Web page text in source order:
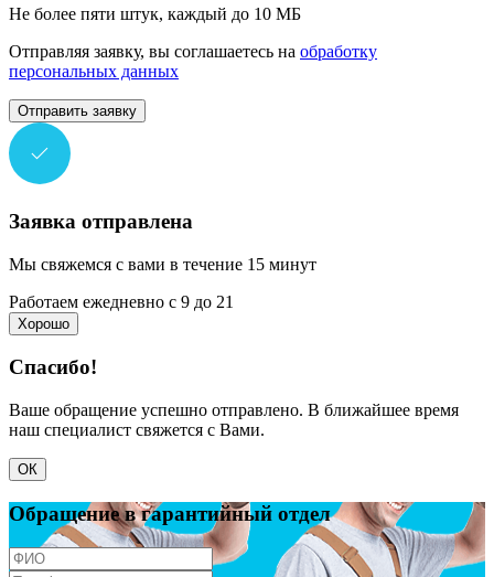
Не более пяти штук, каждый до 10 МБ
Отправляя заявку, вы соглашаетесь на обработку
персональных данных
Отправить заявку
Заявка отправлена
Мы свяжемся с вами в течение 15 минут
Работаем ежедневно с 9 до 21
Хорошо
Спасибо!
Ваше обращение успешно отправлено. В ближайшее время
наш специалист свяжется с Вами.
ОК
Обращение в гарантийный отдел